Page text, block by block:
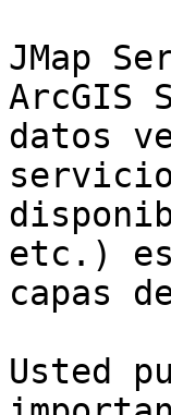
JMap
ArcGIS
datos
etc.)
capas
Usted